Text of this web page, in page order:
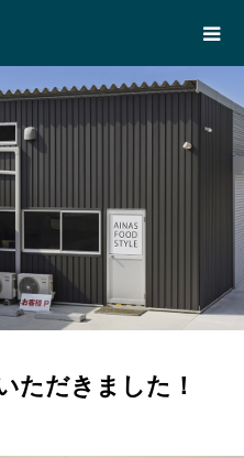
ただきました！